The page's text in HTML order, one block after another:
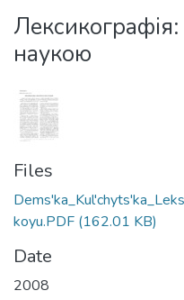
Statistics
наукою
Files
koyu.PDF (162.01 KB)
Date
2008